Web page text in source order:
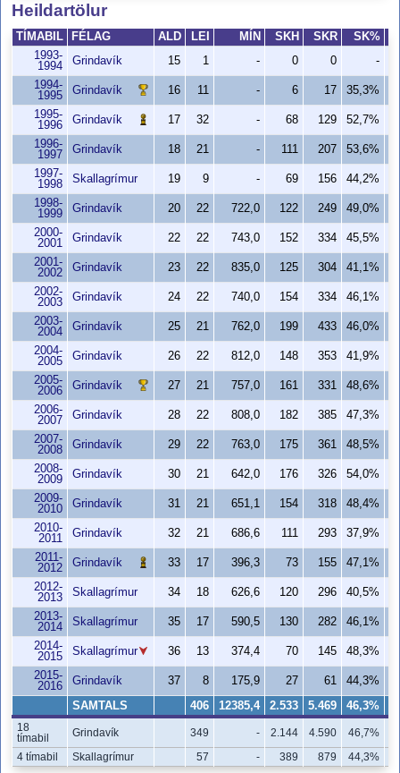
Heildartölur
TÍMABIL FÉLAG ALD LEI MÍN SKH SKR
SK%
1993-
1994
Grindavík 15 1 - 0 0
-
1994-
1995
Grindavík 16 11 - 6 17
35,3%
1995-
1996
Grindavík 17 32 - 68 129
52,7%
1996-
1997
Grindavík 18 21 - 111 207
53,6%
1997-
1998
Skallagrímur 19 9 - 69 156
44,2%
1998-
1999
Grindavík 20 22 722,0 122 249
49,0%
2000-
2001
Grindavík 22 22 743,0 152 334
45,5%
2001-
2002
Grindavík 23 22 835,0 125 304
41,1%
2002-
2003
Grindavík 24 22 740,0 154 334 46,1%
2003-
2004
Grindavík 25 21 762,0 199 433
46,0%
2004-
2005
Grindavík 26 22 812,0 148 353
41,9%
2005-
2006
Grindavík 27 21 757,0 161 331
48,6%
2006-
2007
Grindavík 28 22 808,0 182 385 47,3%
2007-
2008
Grindavík 29 22 763,0 175 361
48,5%
2008-
2009
Grindavík 30 21 642,0 176 326
54,0%
2009-
2010
Grindavík 31 21 651,1 154 318
48,4%
2010-
2011
Grindavík 32 21 686,6 111 293
37,9%
2011-
2012
Grindavík 33 17 396,3 73 155
47,1%
2012-
2013
Skallagrímur 34 18 626,6 120 296
40,5%
2013-
2014
Skallagrímur 35 17 590,5 130 282
46,1%
2014-
2015
Skallagrímur 36 13 374,4 70 145
48,3%
2015-
2016
Grindavík 37 8 175,9 27 61 44,3%
SAMTALS 406 12385,4 2.533 5.469 46,3%
18
tímabil
Grindavík 349 - 2.144 4.590 46,7%
4 tímabil
Skallagrímur 57 - 389 879 44,3%